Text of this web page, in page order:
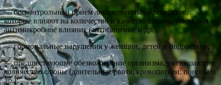
— бесконтрольный прием лекарственных препаратов,
которые влияют на количество и качество слюны, уменьшая ее
антимикробное влияние (антибиотики и др.),
— гормональные нарушения у женщин, детей и подростков;
— предшествующее обезвоживание организма, уменьшающее
количество слюны (длительные рвота, кровопотери, поносы и
др.);